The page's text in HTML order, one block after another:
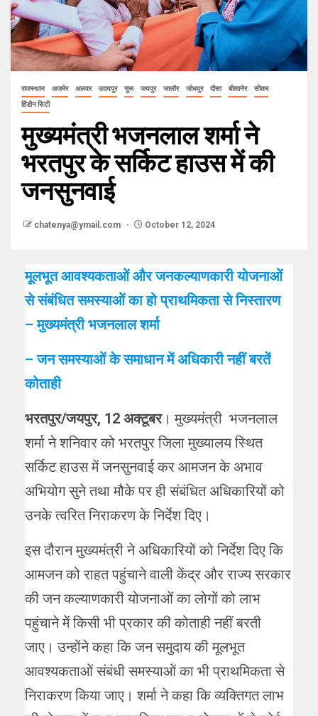
राजस्थान अजमेर अलवर उदयपुर चूरू जयपुर जालौर जोधपुर दौसा बीकानेर
सीकर
हिंडौन सिटी
मुख्यमंत्री भजनलाल शर्मा ने
भरतपुर के सर्किट हाउस में की
जनसुनवाई
chatenya@ymail.com October 12, 2024
मूलभूत आवश्यकताओं और जनकल्याणकारी योजनाओं
से संबंधित समस्याओं का हो प्राथमिकता से निस्तारण
– मुख्यमंत्री भजनलाल शर्मा
– जन समस्याओं के समाधान में अधिकारी नहीं बरतें
कोताही
भरतपुर/जयपुर, 12 अक्टूबर। मुख्यमंत्री भजनलाल
शर्मा ने शनिवार को भरतपुर जिला मुख्यालय स्थित
सर्किट हाउस में जनसुनवाई कर आमजन के अभाव
अभियोग सुने तथा मौके पर ही संबंधित अधिकारियों को
उनके त्वरित निराकरण के निर्देश दिए।
इस दौरान मुख्यमंत्री ने अधिकारियों को निर्देश दिए कि
आमजन को राहत पहुंचाने वाली केंद्र और राज्य सरकार
की जन कल्याणकारी योजनाओं का लोगों को लाभ
पहुंचाने में किसी भी प्रकार की कोताही नहीं बरती
जाए। उन्होंने कहा कि जन समुदाय की मूलभूत
आवश्यकताओं संबंधी समस्याओं का भी प्राथमिकता से
निराकरण किया जाए। शर्मा ने कहा कि व्यक्तिगत लाभ